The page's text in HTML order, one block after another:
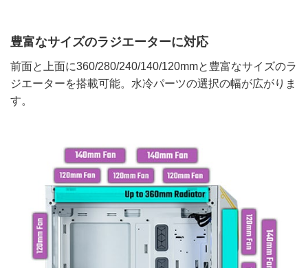
豊富なサイズのラジエーターに対応
前面と上面に360/280/240/140/120mmと豊富なサイズのラ
ジエーターを搭載可能。水冷パーツの選択の幅が広がりま
す。